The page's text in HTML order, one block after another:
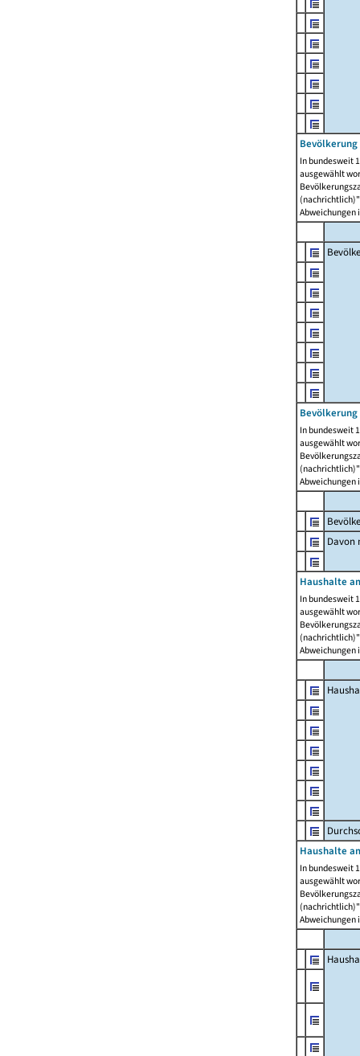
In bundesweit
ausgewählt
Abweichungen
In bundesweit
ausgewählt
Abweichungen
Davon
Haushalte
In bundesweit
ausgewählt
Abweichungen
Haushalte
In bundesweit
ausgewählt
Abweichungen